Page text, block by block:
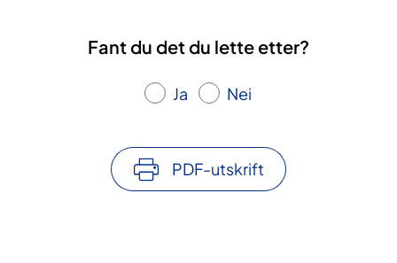
Fant du det du lette etter?
Ja Nei
PDF-utskrift